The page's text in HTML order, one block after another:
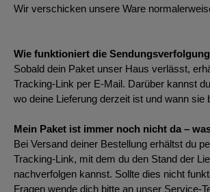
Wir verschicken unsere Ware
Wie funktioniert die
Sobald dein Paket unser Haus verlässt,
Tracking-Link per E-Mail. Darüber kannst
wo deine Lieferung derzeit ist und wann sie
Mein Paket ist immer noch nicht da –
Bei Versand deiner Bestellung erhältst du
Tracking-Link, mit dem du den Stand der
nachverfolgen kannst. Sollte dies nicht
Fragen wende dich bitte an unser Service-